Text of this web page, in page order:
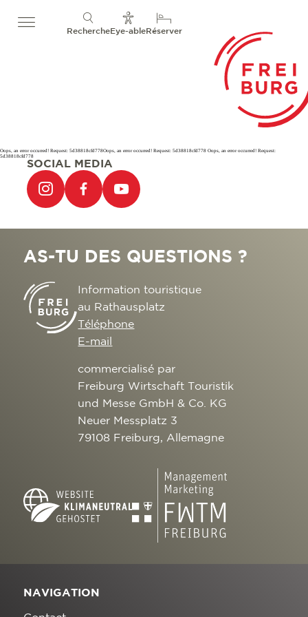
RechercheEye-ableRéserver
Oops, an error occurred! Request: 5d38818cfd778Oops, an error occurred! Request: 5d38818cfd778 Oops, an error occurred! Request:
5d38818cfd778
SOCIAL MEDIA
AS-TU DES QUESTIONS ?
Information touristique
au Rathausplatz
Téléphone
E-mail
commercialisé par
Freiburg Wirtschaft Touristik
und Messe GmbH & Co. KG
Neuer Messplatz 3
79108 Freiburg, Allemagne
NAVIGATION